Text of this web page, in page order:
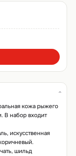
кожа рыжего
В набор входит
искусственная
шильд